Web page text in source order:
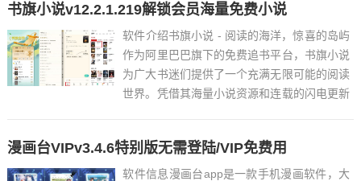
音聊天更加有趣。...
书旗小说v12.2.1.219解锁会员海量免费小说
软件介绍书旗小说 - 阅读的海洋，惊喜的岛屿
作为阿里巴巴旗下的免费追书平台，书旗小说
为广大书迷们提供了一个充满无限可能的阅读
世界。凭借其海量小说资源和连载的闪电更新
应用市场上搜索并下载书旗小说应用。2. 浏
览应用内丰富...
漫画台VIPv3.4.6特别版无需登陆/VIP免费用
软件信息漫画台app是一款手机漫画软件，大